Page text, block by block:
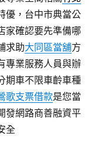
優，台中市典當公
家確認要先準備哪
求助大同區當舖方
專業服務人員與辦
期車不限車齡車種
歌支票借款是您當
發網路商善融資平
全